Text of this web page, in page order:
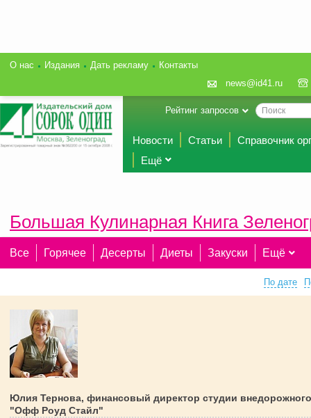
О нас Издания Дать рекламу
Контакты
news@id41.ru
Рейтинг запросов
Новости Статьи
Справочник
Ещё
Большая Кулинарная Книга
Все Горячее Десерты Диеты Закуски Ещё
По дате
Юлия Тернова, финансовый директор студии
"Офф Роуд Стайл"